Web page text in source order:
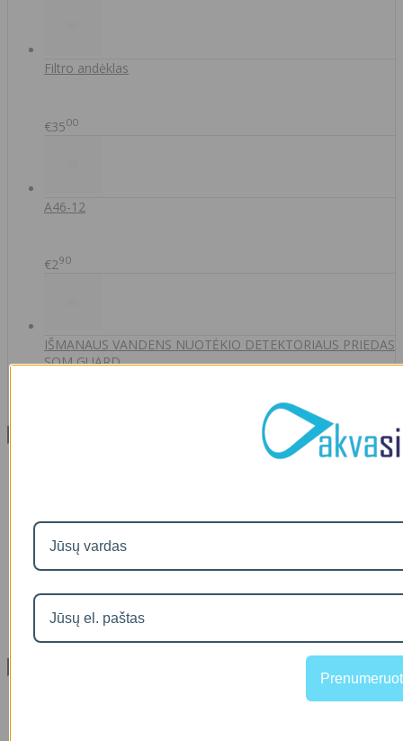
Filtro andėklas
€3500
A46-12
€290
IŠMANAUS VANDENS NUOTĖKIO DETEKTORIAUS PRIEDAS
SOM GUARD
NEMOKAMI VANDENS TYRIMAI
Privatumo politika
Facebook konkursų sąlygos